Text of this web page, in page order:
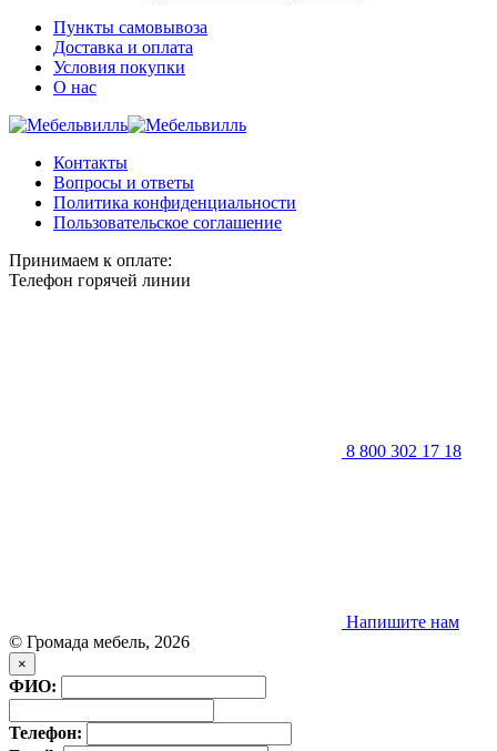
Пункты самовывоза
Доставка и оплата
Условия покупки
О нас
Контакты
Вопросы и ответы
Политика конфиденциальности
Пользовательское соглашение
Принимаем к оплате:
Телефон горячей линии
8 800 302 17 18
Напишите нам
© Громада мебель, 2026
×
ФИО:
Телефон: